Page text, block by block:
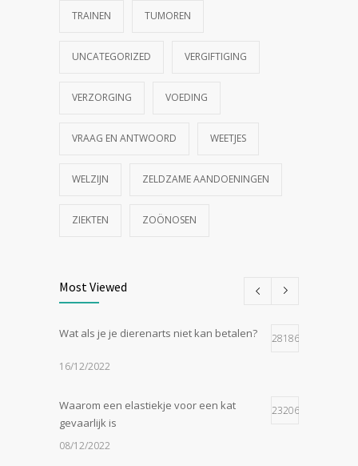
TRAINEN TUMOREN
UNCATEGORIZED VERGIFTIGING
VERZORGING VOEDING
VRAAG EN ANTWOORD WEETJES
WELZIJN ZELDZAME AANDOENINGEN
ZIEKTEN ZOÖNOSEN
Most Viewed
Wat als je je dierenarts niet kan betalen? 28186
16/12/2022
Waarom een elastiekje voor een kat
gevaarlijk is
23206
08/12/2022